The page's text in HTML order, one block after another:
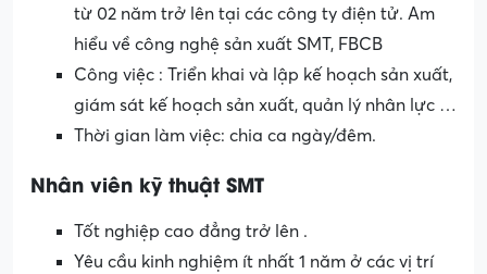
từ 02 năm trở lên tại các công ty điện tử. Am
hiểu về công nghệ sản xuất SMT, FBCB
Công việc : Triển khai và lập kế hoạch sản xuất,
giám sát kế hoạch sản xuất, quản lý nhân lực …
Thời gian làm việc: chia ca ngày/đêm.
Nhân viên kỹ thuật SMT
Tốt nghiệp cao đẳng trở lên .
Yêu cầu kinh nghiệm ít nhất 1 năm ở các vị trí